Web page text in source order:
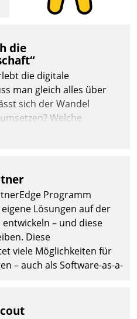
die
die digitale
man gleich alles über
sich der Wandel
Welche
Programm
Lösungen auf der
entwickeln – und diese
Diese
viele Möglichkeiten für
– auch als Software-as-a-